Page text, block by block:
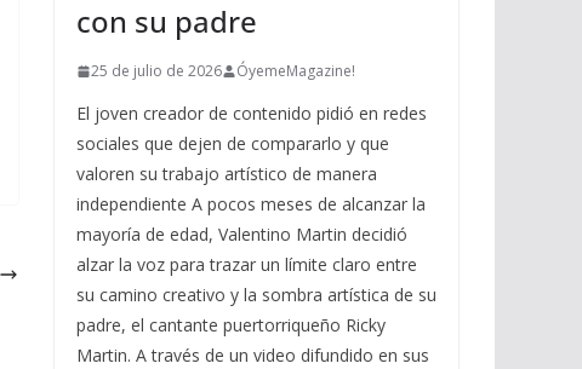
con su padre
25 de julio de 2026 ÓyemeMagazine!
El joven creador de contenido pidió en redes
sociales que dejen de compararlo y que
valoren su trabajo artístico de manera
independiente A pocos meses de alcanzar la
mayoría de edad, Valentino Martin decidió
alzar la voz para trazar un límite claro entre
su camino creativo y la sombra artística de su
padre, el cantante puertorriqueño Ricky
Martin. A través de un video difundido en sus